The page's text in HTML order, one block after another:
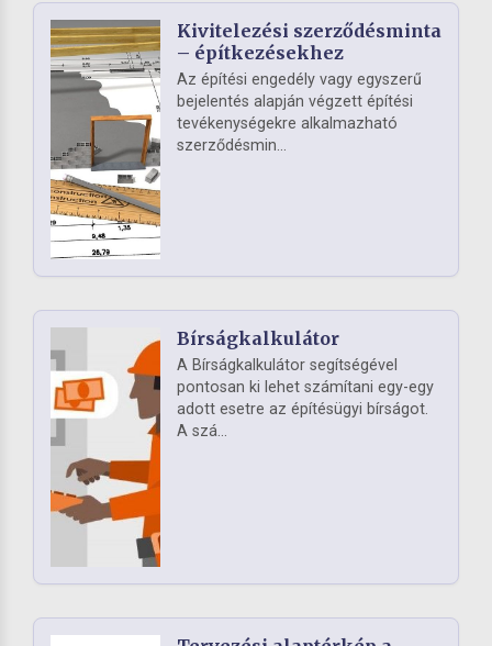
Kivitelezési szerződésminta
– építkezésekhez
Az építési engedély vagy egyszerű
bejelentés alapján végzett építési
tevékenységekre alkalmazható
szerződésmin...
Bírságkalkulátor
A Bírságkalkulátor segítségével
pontosan ki lehet számítani egy-egy
adott esetre az építésügyi bírságot.
A szá...